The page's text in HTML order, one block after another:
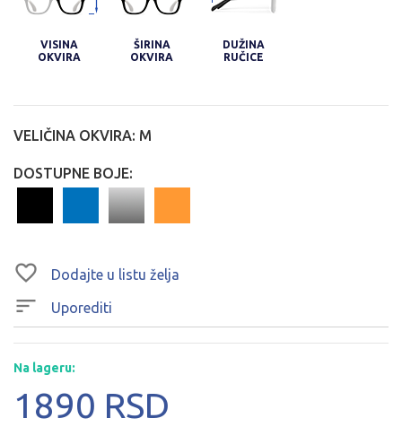
VISINA
OKVIRA
ŠIRINA
OKVIRA
DUŽINA
RUČICE
VELIČINA OKVIRA: M
DOSTUPNE BOJE:
Dodajte u listu želja
Uporediti
Na lageru:
1890 RSD